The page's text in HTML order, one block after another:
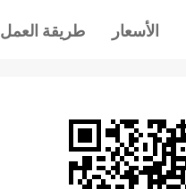
طريقة العمل الأسعار